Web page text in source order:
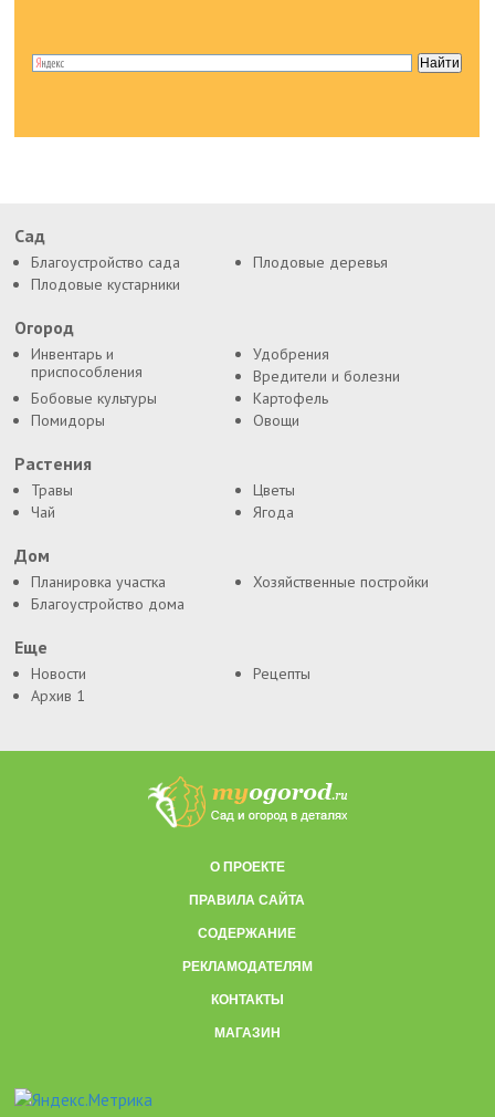
Сад
Благоустройство сада
Плодовые деревья
Плодовые кустарники
Огород
Инвентарь и
приспособления
Удобрения
Вредители и болезни
Бобовые культуры
Картофель
Помидоры
Овощи
Растения
Травы
Цветы
Чай
Ягода
Дом
Планировка участка
Хозяйственные постройки
Благоустройство дома
Еще
Новости
Рецепты
Архив 1
О ПРОЕКТЕ
ПРАВИЛА САЙТА
СОДЕРЖАНИЕ
РЕКЛАМОДАТЕЛЯМ
КОНТАКТЫ
МАГАЗИН